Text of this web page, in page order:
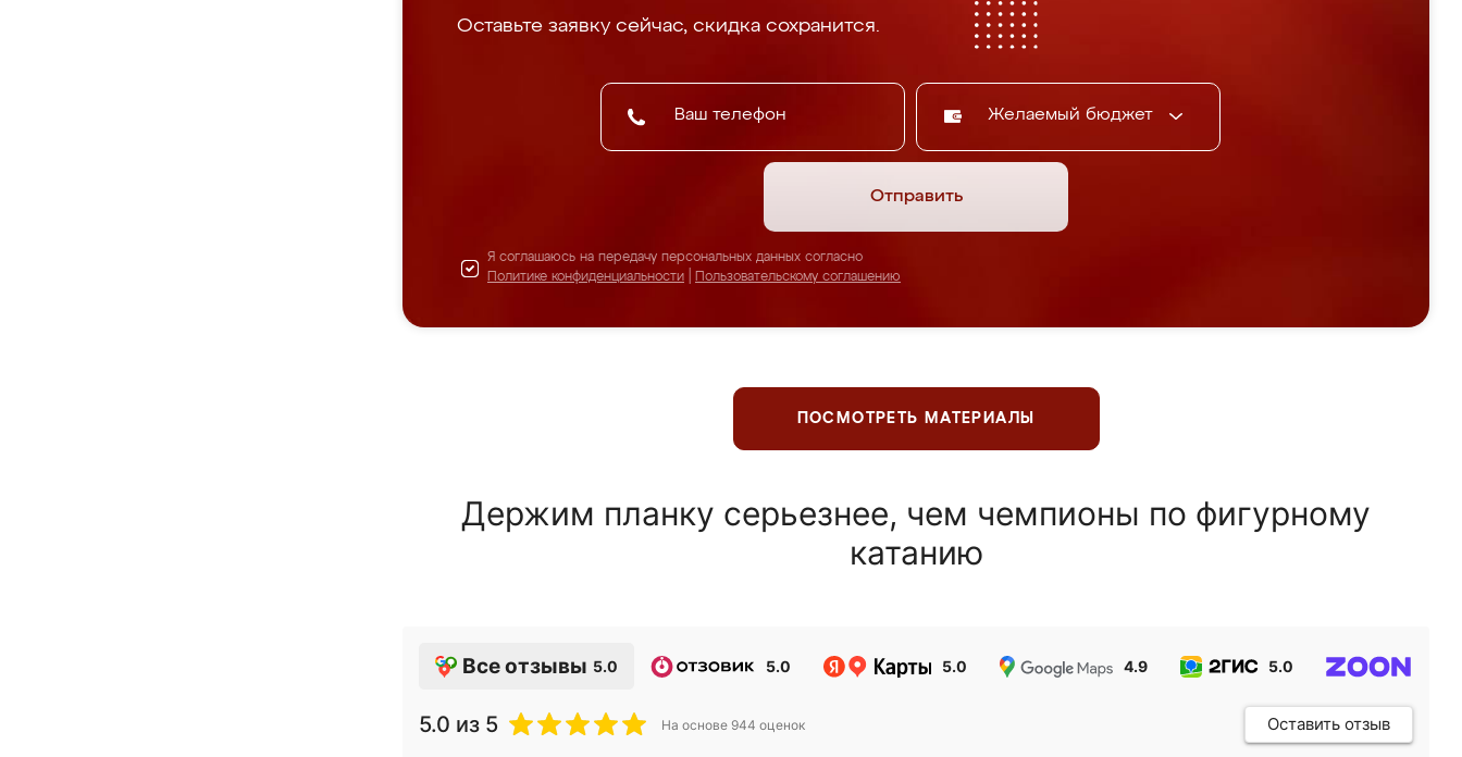
Оставьте заявку сейчас, скидка сохранится.
Желаемый бюджет
Отправить
Я соглашаюсь на передачу персональных данных согласно
Политике конфиденциальности
Пользовательскому соглашению
ПОСМОТРЕТЬ МАТЕРИАЛЫ
Держим планку серьезнее, чем чемпионы по фигурному
катанию
Все отзывы 5.0 5.0 5.0 4.9 5.0
5.0 из 5 На основе 944 оценок Оставить отзыв